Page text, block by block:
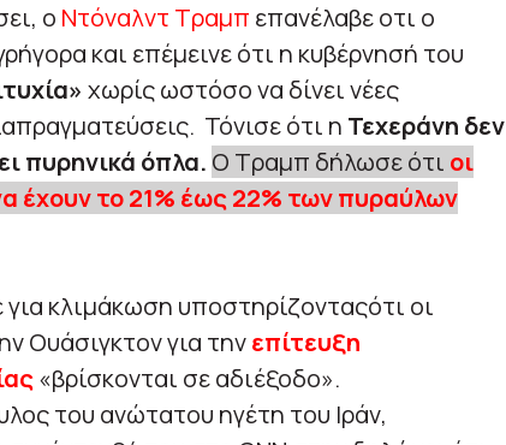
ο Ντόναλντ Τραμπ επανέλαβε οτι ο
και επέμεινε ότι η κυβέρνησή του
χωρίς ωστόσο να δίνει νέες
Τόνισε ότι η Τεχεράνη δεν
πυρηνικά όπλα. Ο Τραμπ δήλωσε ότι οι
έχουν το 21% έως 22% των πυραύλων
κλιμάκωση υποστηρίζονταςότι οι
Ουάσιγκτον για τηνεπίτευξη
«βρίσκονται σε αδιέξοδο».
του ανώτατου ηγέτη του Ιράν,